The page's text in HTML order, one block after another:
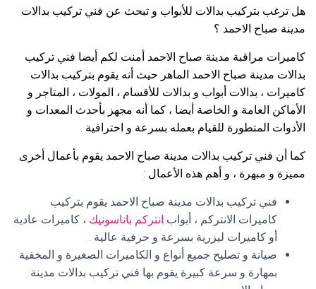
هل ترغب بتركيب بدالات للأبواب و تبحث عن فني تركيب بدالات
مدينة صباح الاحمد ؟
كاميرات مراقبة مدينة صباح الاحمد أمنت لكم أيضا فني تركيب
بدالات مدينة صباح الاحمد الماهر حيث أنه يقوم بتركيب بدالات
كاميرات ، بدالات أبواب و بدالات للأقسام ، المولات ، المتاجر و
الأماكن العامة و الخاصة أيضا ، كما أنه مجهز بأحدث المعدات و
الأدوات المتطورة للقيام بعمله بسرعة و احترافية .
كما أن فني تركيب بدالات مدينة صباح الاحمد يقوم بأعمال أخرى
مميزة و مبهرة ، و أهم هذه الأعمال :
فني تركيب بدالات مدينة صباح الاحمد يقوم بتركيب
كاميرات الانتركم ، أبواب انتركم باناسونيك ، كاميرات عادية
أو كاميرات ليزرية بسرعة و حرفية عالية .
صيانة و تصليح جميع أنواع و الكاميرات الصغيرة و المخفية
بمهارة و سرعة كبيرة يقوم بها فني تركيب بدالات مدينة